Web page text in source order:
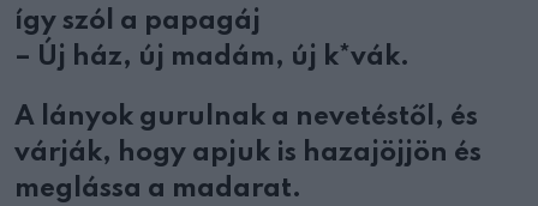
így szól a papagáj
– Új ház, új madám, új k*vák.
A lányok gurulnak a nevetéstől, és
várják, hogy apjuk is hazajöjjön és
meglássa a madarat.